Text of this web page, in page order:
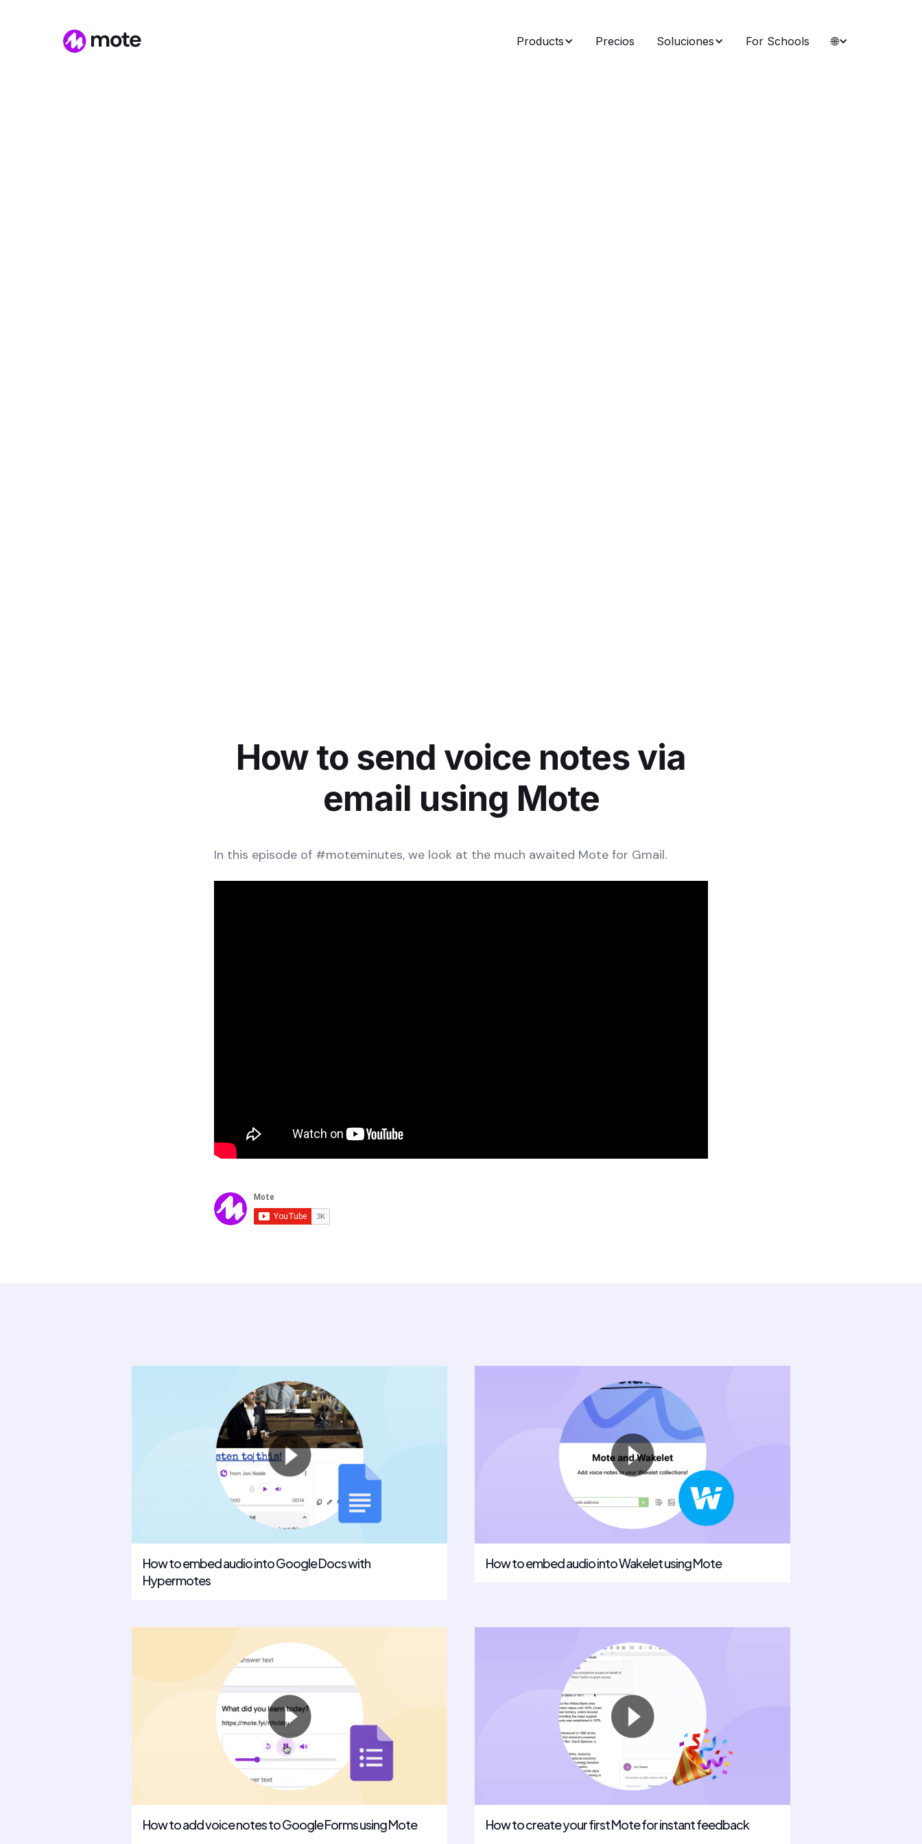
Products Precios Soluciones For Schools 🌐
How to send voice notes via
email using Mote
In this episode of #moteminutes​​, we look at the much awaited Mote for Gmail.
How to embed audio into Google Docs with
Hypermotes
How to embed audio into Wakelet using Mote
How to add voice notes to Google Forms using Mote How to create your first Mote for instant feedback